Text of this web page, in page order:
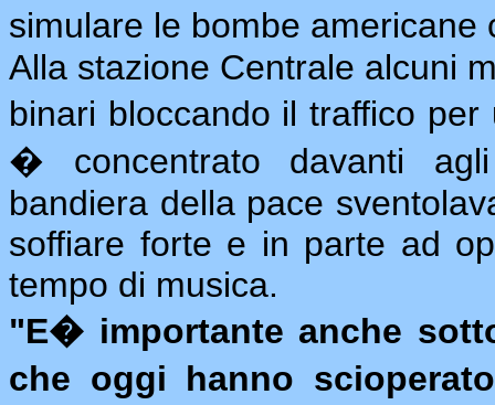
simulare le bombe
Alla stazione Centrale alcuni
binari bloccando il traffico
� concentrato davanti
bandiera della pace
soffiare forte e in parte ad
tempo di musica.
"E� importante anche
che oggi hanno